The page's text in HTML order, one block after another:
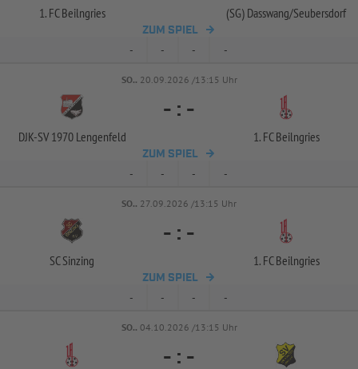
1. FC Beilngries (SG) Dasswang/Seubersdorf
ZUM SPIEL
- - - -
SO.. 20.09.2026 /13:15 Uhr
DJK-SV 1970 Lengenfeld
- : -
1. FC Beilngries
ZUM SPIEL
- - - -
SO.. 27.09.2026 /13:15 Uhr
SC Sinzing
- : -
1. FC Beilngries
ZUM SPIEL
- - - -
SO.. 04.10.2026 /13:15 Uhr
- : -